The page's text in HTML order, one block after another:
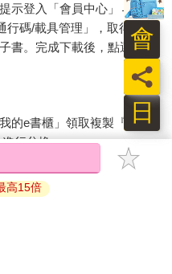
示登入「會員中心」→「我
碼/載具管理」，取得通行
書。完成下載後，點選任一
的e書櫃」領取複製『兌換
行兌換。
的電子書僅能以金石堂專屬
高15倍
日
員
會